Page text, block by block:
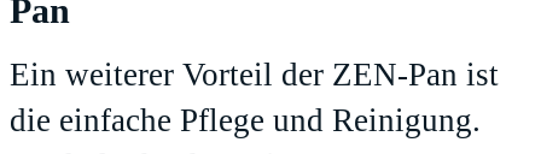
Pan
Ein weiterer Vorteil der ZEN-Pan ist
die einfache Pflege und Reinigung.